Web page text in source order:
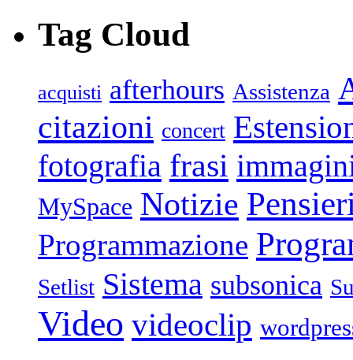
Tag Cloud
acquisti afterhours Assistenza
citazioni concert
fotografia frasi
MySpace Notizie
Programmazione
Setlist Sistema subsonica
Video videoclip